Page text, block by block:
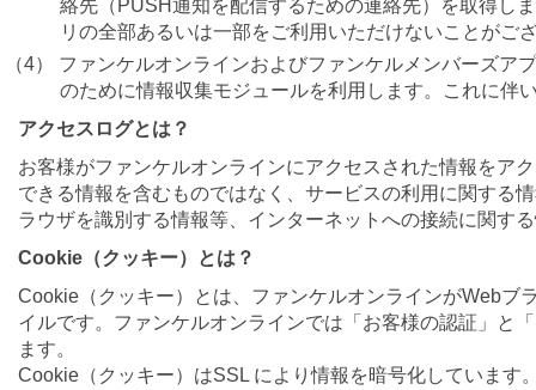
絡先（PUSH通知を配信するための連絡先）を取得し
リの全部あるいは一部をご利用いただけないことがご
（4） ファンケルオンラインおよびファンケルメンバーズ
のために情報収集モジュールを利用します。これに伴
アクセスログとは？
お客様がファンケルオンラインにアクセスされた情報をア
できる情報を含むものではなく、サービスの利用に関する
ラウザを識別する情報等、インターネットへの接続に関す
Cookie（クッキー）とは？
Cookie（クッキー）とは、ファンケルオンラインがWebブ
イルです。ファンケルオンラインでは「お客様の認証」と
ます。
Cookie（クッキー）はSSL により情報を暗号化していま